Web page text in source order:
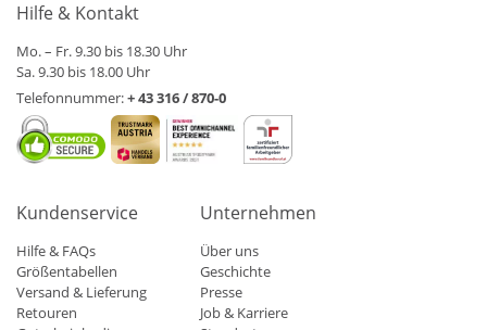
Hilfe & Kontakt
Mo. – Fr. 9.30 bis 18.30 Uhr
Sa. 9.30 bis 18.00 Uhr
Telefonnummer:+ 43 316 / 870-0
Kundenservice
Hilfe & FAQs
Größentabellen
Versand & Lieferung
Retouren
Unternehmen
Über uns
Geschichte
Presse
Job & Karriere